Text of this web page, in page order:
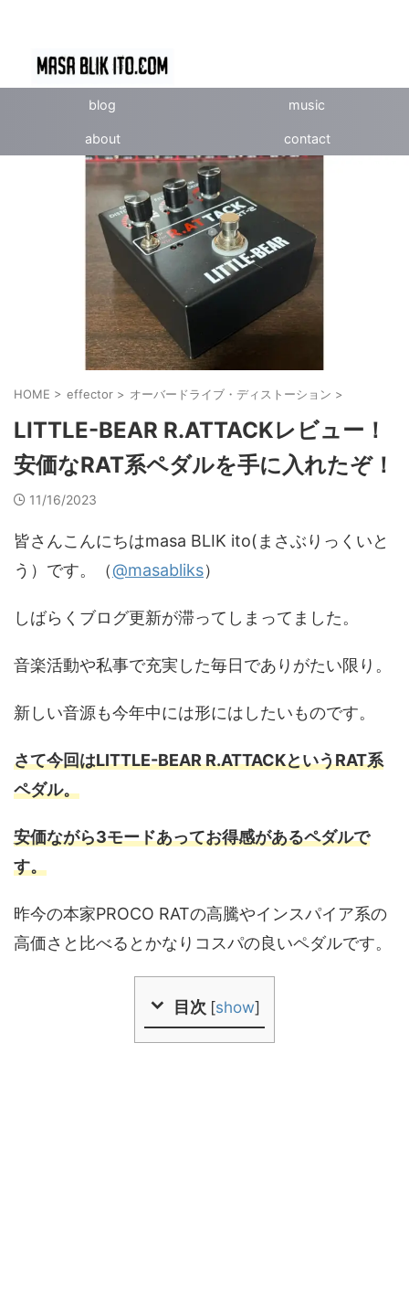
blog music
about contact
HOME > effector > オーバードライブ・ディストーション >
LITTLE-BEAR R.ATTACKレビュー！
安価なRAT系ペダルを手に入れたぞ！
11/16/2023
皆さんこんにちはmasa BLIK ito(まさぶりっくいと
う）です。（@masabliks）
しばらくブログ更新が滞ってしまってました。
音楽活動や私事で充実した毎日でありがたい限り。
新しい音源も今年中には形にはしたいものです。
さて今回はLITTLE-BEAR R.ATTACKというRAT系
ペダル。
安価ながら3モードあってお得感があるペダルで
す。
昨今の本家PROCO RATの高騰やインスパイア系の
高価さと比べるとかなりコスパの良いペダルです。
目次 [show]